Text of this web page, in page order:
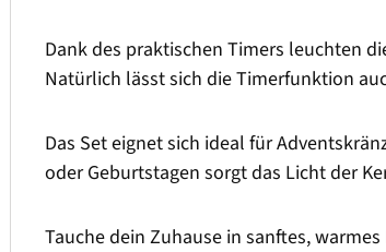
Dank des praktischen Timers leuchten
Natürlich lässt sich die Timerfunktion
Das Set eignet sich ideal für
oder Geburtstagen sorgt das Licht der
Tauche dein Zuhause in sanftes,